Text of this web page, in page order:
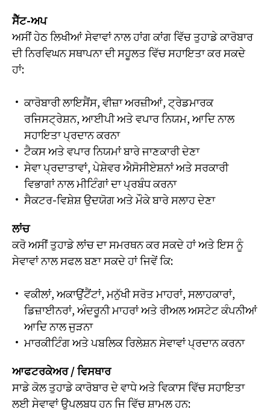
ਸੈੱਟ-ਅਪ
ਅਸੀਂ ਹੇਠ ਲਿਖੀਆਂ ਸੇਵਾਵਾਂ ਨਾਲ ਹਾਂਗ ਕਾਂਗ ਵਿੱਚ ਤੁਹਾਡੇ ਕਾਰੋਬਾਰ
ਦੀ ਨਿਰਵਿਘਨ ਸਥਾਪਨਾ ਦੀ ਸਹੂਲਤ ਵਿੱਚ ਸਹਾਇਤਾ ਕਰ ਸਕਦੇ
ਹਾਂ:
ਕਾਰੋਬਾਰੀ ਲਾਇਸੈਂਸ, ਵੀਜ਼ਾ ਅਰਜ਼ੀਆਂ, ਟ੍ਰੇਡਮਾਰਕ
ਰਜਿਸਟ੍ਰੇਸ਼ਨ, ਆਈਪੀ ਅਤੇ ਵਪਾਰ ਨਿਯਮ, ਆਦਿ ਨਾਲ
ਸਹਾਇਤਾ ਪ੍ਰਦਾਨ ਕਰਨਾ
ਟੈਕਸ ਅਤੇ ਵਪਾਰ ਨਿਯਮਾਂ ਬਾਰੇ ਜਾਣਕਾਰੀ ਦੇਣਾ
ਸੇਵਾ ਪ੍ਰਦਾਤਾਵਾਂ, ਪੇਸ਼ੇਵਰ ਐਸੋਸੀਏਸ਼ਨਾਂ ਅਤੇ ਸਰਕਾਰੀ
ਵਿਭਾਗਾਂ ਨਾਲ ਮੀਟਿੰਗਾਂ ਦਾ ਪ੍ਰਬੰਧ ਕਰਨਾ
ਸੈਕਟਰ-ਵਿਸ਼ੇਸ਼ ਉਦਯੋਗ ਅਤੇ ਮੌਕੇ ਬਾਰੇ ਸਲਾਹ ਦੇਣਾ
ਲਾਂਚ
ਕਰੋ ਅਸੀਂ ਤੁਹਾਡੇ ਲਾਂਚ ਦਾ ਸਮਰਥਨ ਕਰ ਸਕਦੇ ਹਾਂ ਅਤੇ ਇਸ ਨੂੰ
ਸੇਵਾਵਾਂ ਨਾਲ ਸਫਲ ਬਣਾ ਸਕਦੇ ਹਾਂ ਜਿਵੇਂ ਕਿ:
ਵਕੀਲਾਂ, ਅਕਾਉਂਟੈਂਟਾਂ, ਮਨੁੱਖੀ ਸਰੋਤ ਮਾਹਰਾਂ, ਸਲਾਹਕਾਰਾਂ,
ਡਿਜ਼ਾਈਨਰਾਂ, ਅੰਦਰੂਨੀ ਮਾਹਰਾਂ ਅਤੇ ਰੀਅਲ ਅਸਟੇਟ ਕੰਪਨੀਆਂ
ਆਦਿ ਨਾਲ ਜੁੜਨਾ
ਮਾਰਕੀਟਿੰਗ ਅਤੇ ਪਬਲਿਕ ਰਿਲੇਸ਼ਨ ਸੇਵਾਵਾਂ ਪ੍ਰਦਾਨ ਕਰਨਾ
ਆਫਟਰਕੇਅਰ / ਵਿਸਥਾਰ
ਸਾਡੇ ਕੋਲ ਤੁਹਾਡੇ ਕਾਰੋਬਾਰ ਦੇ ਵਾਧੇ ਅਤੇ ਵਿਕਾਸ ਵਿੱਚ ਸਹਾਇਤਾ
ਲਈ ਸੇਵਾਵਾਂ ਉਪਲਬਧ ਹਨ ਜਿ ਵਿੱਚ ਸ਼ਾਮਲ ਹਨ: